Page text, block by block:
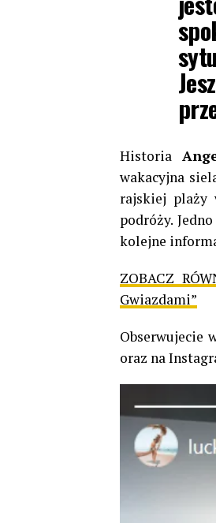
Historia
wakacyjna
rajskiej plaży
podróży.
kolejne
ZOBACZ
Gwiazdami”
Obserwujecie
oraz na